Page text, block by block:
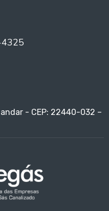
- CEP: 22440-032 –